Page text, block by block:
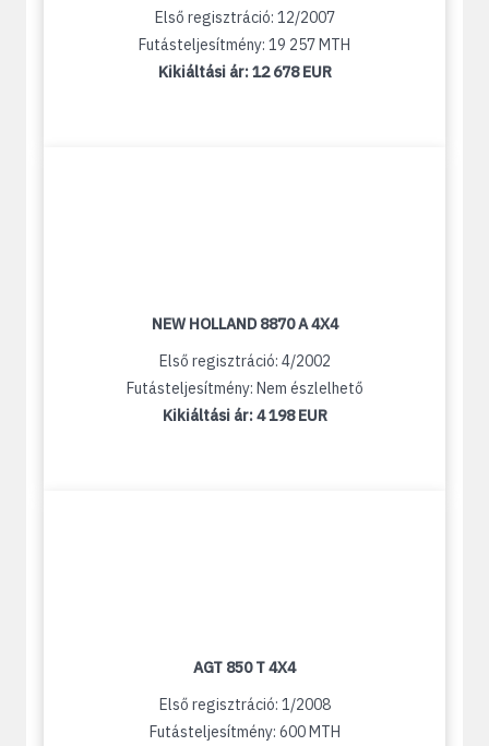
Első regisztráció: 12/2007
Futásteljesítmény: 19 257 MTH
Kikiáltási ár:12 678 EUR
NEW HOLLAND 8870 A 4X4
Első regisztráció: 4/2002
Futásteljesítmény: Nem észlelhető
Kikiáltási ár:4 198 EUR
AGT 850 T 4X4
Első regisztráció: 1/2008
Futásteljesítmény: 600 MTH